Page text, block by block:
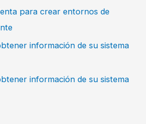
para crear entornos de
información de su sistema
información de su sistema